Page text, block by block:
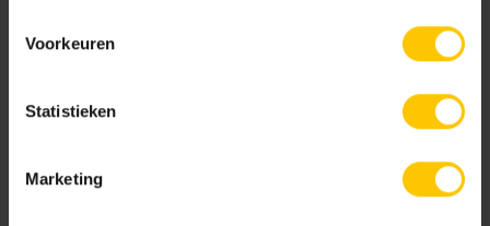
Voorkeuren
Statistieken
Marketing